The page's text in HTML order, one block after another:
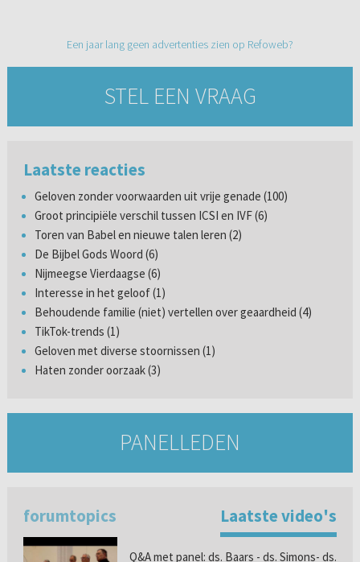
Een jaar lang geen advertenties zien op Refoweb?
STEL EEN VRAAG
Laatste reacties
Geloven zonder voorwaarden uit vrije genade (100)
Groot principiële verschil tussen ICSI en IVF (6)
Toren van Babel en nieuwe talen leren (2)
De Bijbel Gods Woord (6)
Nijmeegse Vierdaagse (6)
Interesse in het geloof (1)
Behoudende familie (niet) vertellen over geaardheid (4)
TikTok-trends (1)
Geloven met diverse stoornissen (1)
Haten zonder oorzaak (3)
PANELLEDEN
forumtopics Laatste video's
Q&A met panel: ds. Baars - ds. Simons- ds.